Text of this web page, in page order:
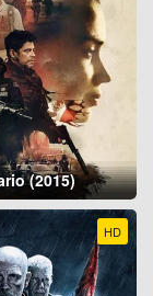
(2015)
HD